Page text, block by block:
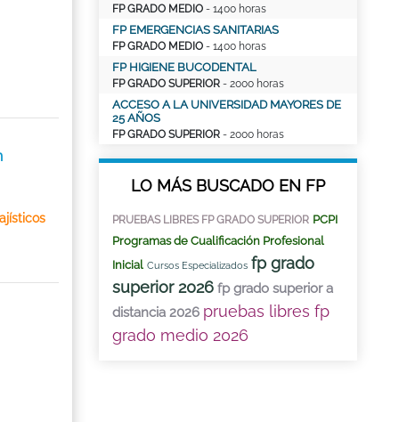
FP GRADO MEDIO - 1400 horas
FP EMERGENCIAS SANITARIAS
FP GRADO MEDIO - 1400 horas
FP HIGIENE BUCODENTAL
FP GRADO SUPERIOR - 2000 horas
ACCESO A LA UNIVERSIDAD MAYORES DE
25 AÑOS
FP GRADO SUPERIOR - 2000 horas
LO MÁS BUSCADO EN FP
PRUEBAS LIBRES FP GRADO SUPERIOR PCPI
Programas de Cualificación Profesional
Inicial Cursos Especializados fp grado
superior 2026 fp grado superior a
distancia 2026 pruebas libres fp
grado medio 2026